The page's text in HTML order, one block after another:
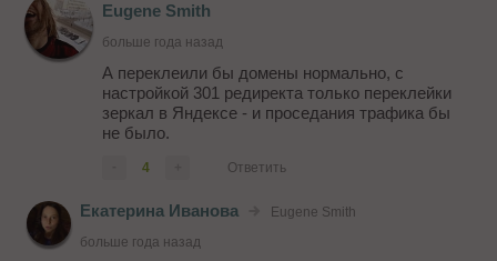
Eugene Smith
больше года назад
А переклеили бы домены нормально, с
настройкой 301 редиректа только переклейки
зеркал в Яндексе - и проседания трафика бы
не было.
4 Ответить
Екатерина Иванова
Eugene Smith
больше года назад